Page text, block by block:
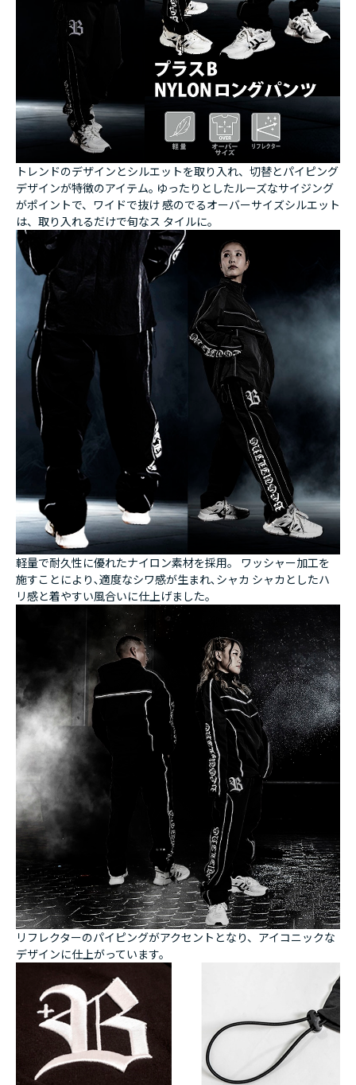
トレンドのデザインとシルエットを取り入れ、切替とパイピング
デザインが特徴のアイテム｡ ゆったりとしたルーズなサイジング
がポイントで、ワイドで抜け 感のでるオーバーサイズシルエット
は、取り入れるだけで旬なス タイルに｡
軽量で耐久性に優れたナイロン素材を採用。 ワッシャー加工を
施すことにより､適度なシワ感が生まれ､シャカ シャカとしたハ
リ感と着やすい風合いに仕上げました。
リフレクターのパイピングがアクセントとなり、アイコニックな
デザインに仕上がっています。